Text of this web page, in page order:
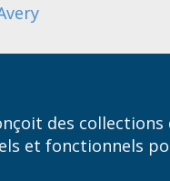
des collections
et fonctionnels